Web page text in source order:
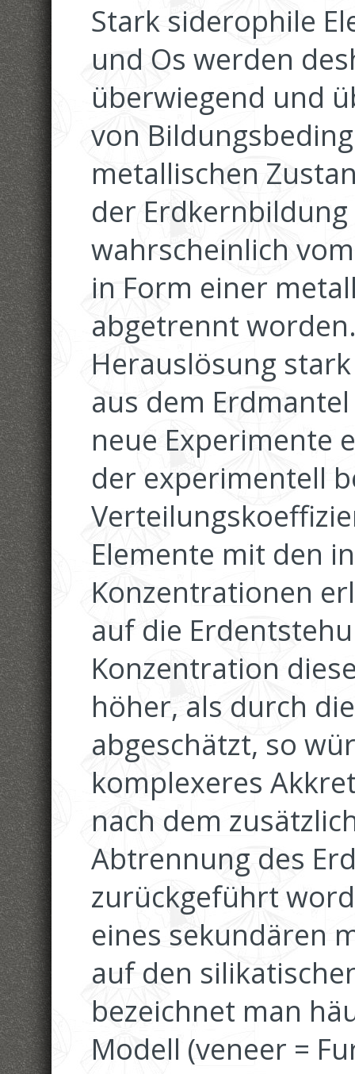
Stark siderophile
und Os werden
überwiegend und
von
metallischen
der
wahrscheinlich
in Form einer
abgetrennt
Herauslösung
aus dem
neue Experimente
der experimentell
Elemente mit den
Konzentrationen
auf die
Konzentration
höher, als durch
abgeschätzt, so
komplexeres
nach dem
Abtrennung des
zurückgeführt
eines sekundären
auf den
bezeichnet man
Modell (veneer =